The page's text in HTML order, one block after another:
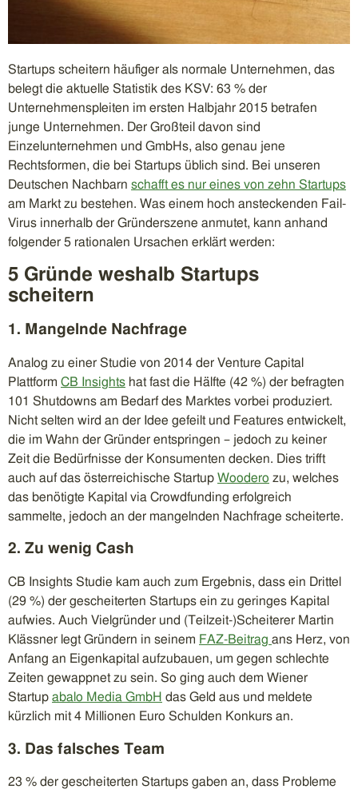
Startups scheitern häufiger als normale Unternehmen, das
belegt die aktuelle Statistik des KSV: 63 % der
Unternehmenspleiten im ersten Halbjahr 2015 betrafen
junge Unternehmen. Der Großteil davon sind
Einzelunternehmen und GmbHs, also genau jene
Rechtsformen, die bei Startups üblich sind. Bei unseren
Deutschen Nachbarn schafft es nur eines von zehn Startups
am Markt zu bestehen. Was einem hoch ansteckenden Fail-
Virus innerhalb der Gründerszene anmutet, kann anhand
folgender 5 rationalen Ursachen erklärt werden:
5 Gründe weshalb Startups
scheitern
1. Mangelnde Nachfrage
Analog zu einer Studie von 2014 der Venture Capital
Plattform CB Insights hat fast die Hälfte (42 %) der befragten
101 Shutdowns am Bedarf des Marktes vorbei produziert.
Nicht selten wird an der Idee gefeilt und Features entwickelt,
die im Wahn der Gründer entspringen – jedoch zu keiner
Zeit die Bedürfnisse der Konsumenten decken. Dies trifft
auch auf das österreichische Startup Woodero zu, welches
das benötigte Kapital via Crowdfunding erfolgreich
sammelte, jedoch an der mangelnden Nachfrage scheiterte.
2. Zu wenig Cash
CB Insights Studie kam auch zum Ergebnis, dass ein Drittel
(29 %) der gescheiterten Startups ein zu geringes Kapital
aufwies. Auch Vielgründer und (Teilzeit-)Scheiterer Martin
Klässner legt Gründern in seinem FAZ-Beitrag ans Herz, von
Anfang an Eigenkapital aufzubauen, um gegen schlechte
Zeiten gewappnet zu sein. So ging auch dem Wiener
Startup abalo Media GmbH das Geld aus und meldete
kürzlich mit 4 Millionen Euro Schulden Konkurs an.
3. Das falsches Team
23 % der gescheiterten Startups gaben an, dass Probleme